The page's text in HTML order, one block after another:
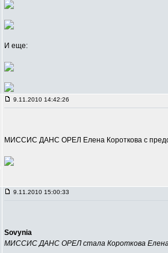
И еще:
9.11.2010 14:42:26
МИССИС ДАНС ОРЕЛ Елена Короткова с
9.11.2010 15:00:33
Sovynia
МИССИС ДАНС ОРЕЛ стала Короткова